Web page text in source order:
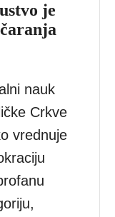
je
nauk
Crkve
vrednuje